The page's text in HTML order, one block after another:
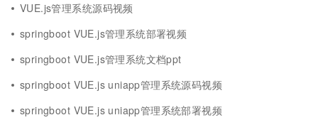
VUE.js管理系统源码视频
springboot VUE.js管理系统部署视频
springboot VUE.js管理系统文档ppt
springboot VUE.js uniapp管理系统源码视频
springboot VUE.js uniapp管理系统部署视频